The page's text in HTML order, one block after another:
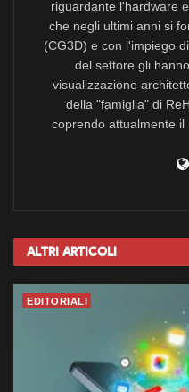
riguardante l'hardware
che negli ultimi anni si
(CG3D) e con l'impiego
del settore gli
visualizzazione
della "famiglia" di
coprendo attualmente il
Altri Articoli
EDITORIALI